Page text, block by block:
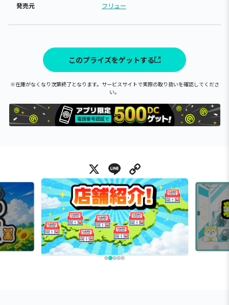
発売元 フリュー
このプライズをゲットする
※在庫がなくなり次第終了となります。サービスサイトで実際の取り扱いを確認してくださ
い。
X Line